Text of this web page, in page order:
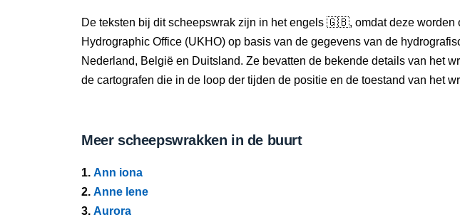
De teksten bij dit scheepswrak zijn in het engels 🇬🇧, omdat deze worden
Hydrographic Office (UKHO) op basis van de gegevens van de
Nederland, België en Duitsland. Ze bevatten de bekende details van het
de cartografen die in de loop der tijden de positie en de toestand van het
Meer scheepswrakken in de buurt
1. Ann iona
2. Anne lene
3. Aurora